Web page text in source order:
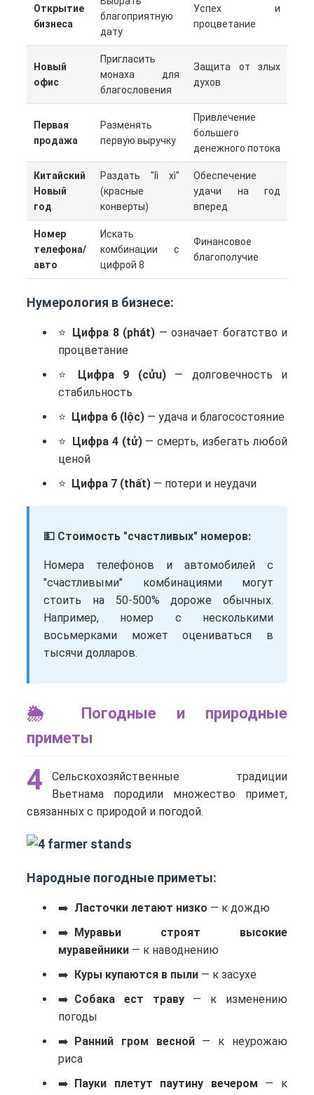
Открытие
бизнеса
благоприятную
дату
Успех и
процветание
Новый
офис
Пригласить
монаха для
благословения
Защита от злых
духов
Первая
продажа
Разменять
первую выручку
Привлечение
большего
денежного потока
Китайский
Новый
год
Раздать "lì xì"
(красные
конверты)
Обеспечение
удачи на год
вперед
Номер
телефона/
авто
Искать
комбинации с
цифрой 8
Финансовое
благополучие
Нумерология в бизнесе:
Цифра 8 (phát) — означает богатство и
процветание
Цифра 9 (cửu)— долговечность и
стабильность
Цифра 6 (lộc) — удача и благосостояние
Цифра 4 (tử)— смерть, избегать любой
ценой
Цифра 7 (thất) — потери и неудачи
💵 Стоимость "счастливых" номеров:
Номера телефонов и автомобилей с
"счастливыми" комбинациями могут
стоить на 50-500% дороже обычных.
Например, номер с несколькими
восьмерками может оцениваться в
тысячи долларов.
🌦️ Погодные и природные
приметы
4
Сельскохозяйственные традиции
Вьетнама породили множество примет,
связанных с природой и погодой.
Народные погодные приметы:
Ласточки летают низко — к дождю
Муравьи строят высокие
муравейники — к наводнению
Куры купаются в пыли — к засухе
Собака ест траву— к изменению
погоды
Ранний гром весной— к неурожаю
риса
Пауки плетут паутину вечером — к